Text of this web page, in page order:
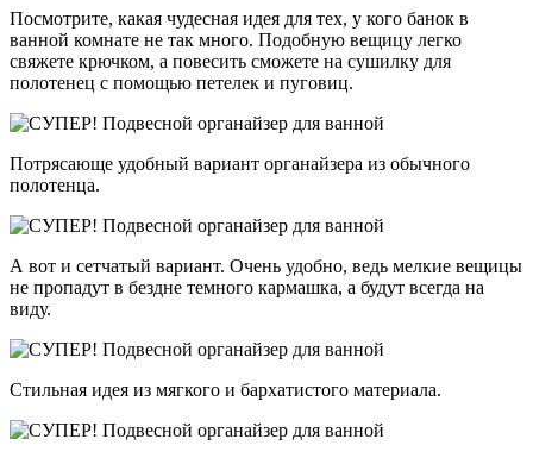
Посмотрите, какая чудесная идея для тех, у кого банок в
ванной комнате не так много. Подобную вещицу легко
свяжете крючком, а повесить сможете на сушилку для
полотенец с помощью петелек и пуговиц.
Потрясающе удобный вариант органайзера из обычного
полотенца.
А вот и сетчатый вариант. Очень удобно, ведь мелкие вещицы
не пропадут в бездне темного кармашка, а будут всегда на
виду.
Стильная идея из мягкого и бархатистого материала.